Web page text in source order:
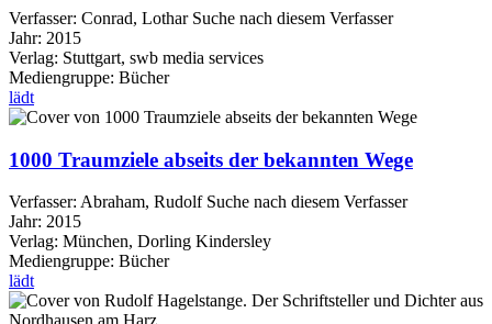
Verfasser: Conrad, Lothar Suche nach diesem Verfasser
Jahr: 2015
Verlag: Stuttgart, swb media services
Mediengruppe: Bücher
lädt
1000 Traumziele abseits der bekannten Wege
Verfasser: Abraham, Rudolf Suche nach diesem Verfasser
Jahr: 2015
Verlag: München, Dorling Kindersley
Mediengruppe: Bücher
lädt